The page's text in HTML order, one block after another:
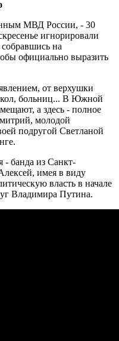
МВД России, - 30
игнорировали
на
официально выразить
от верхушки
больниц... В Южной
а здесь - полное
молодой
подругой Светланой
- банда из Санкт-
имея в виду
власть в начале
Владимира Путина.